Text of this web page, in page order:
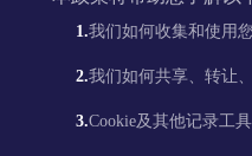
我们如何收集和使用
我们如何共享、转让
Cookie及其他记录工具